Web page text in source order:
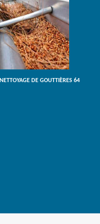
NETTOYAGE DE GOUTTIÈRES 64